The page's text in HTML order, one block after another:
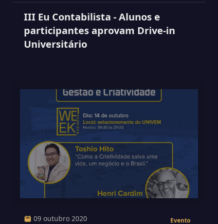
III Eu Contabilista - Alunos e
participantes aprovam Drive-in
Universitário
09 outubro 2020 Evento